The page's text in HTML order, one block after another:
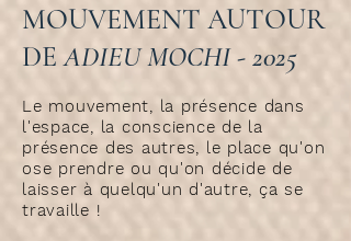
MOUVEMENT AUTOUR
DEADIEU MOCHI - 2025
Le mouvement, la présence dans
l'espace, la conscience de la
présence des autres, le place qu'on
ose prendre ou qu'on décide de
laisser à quelqu'un d'autre, ça se
travaille !